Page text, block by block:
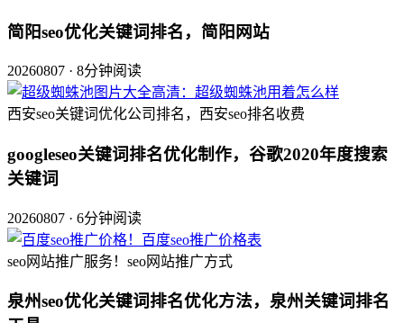
简阳seo优化关键词排名，简阳网站
20260807 · 8分钟阅读
西安seo关键词优化公司排名，西安seo排名收费
googleseo关键词排名优化制作，谷歌2020年度搜索
关键词
20260807 · 6分钟阅读
seo网站推广服务！seo网站推广方式
泉州seo优化关键词排名优化方法，泉州关键词排名